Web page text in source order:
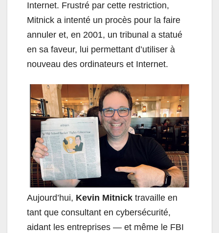
Internet. Frustré par cette restriction,
Mitnick a intenté un procès pour la faire
annuler et, en 2001, un tribunal a statué
en sa faveur, lui permettant d’utiliser à
nouveau des ordinateurs et Internet.
Aujourd’hui, Kevin Mitnick travaille en
tant que consultant en cybersécurité,
aidant les entreprises — et même le FBI